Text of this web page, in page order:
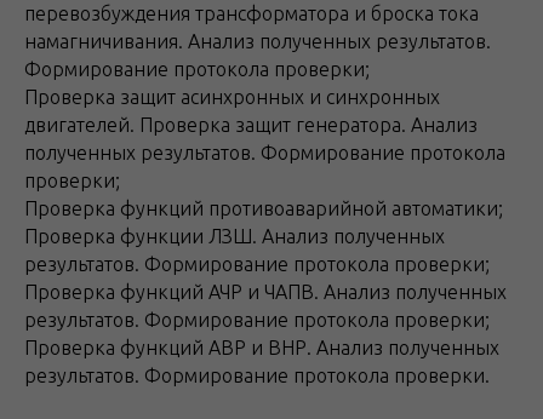
перевозбуждения трансформатора и броска тока
намагничивания. Анализ полученных результатов.
Формирование протокола проверки;
Проверка защит асинхронных и синхронных
двигателей. Проверка защит генератора. Анализ
полученных результатов. Формирование протокола
проверки;
Проверка функций противоаварийной автоматики;
Проверка функции ЛЗШ. Анализ полученных
результатов. Формирование протокола проверки;
Проверка функций АЧР и ЧАПВ. Анализ полученных
результатов. Формирование протокола проверки;
Проверка функций АВР и ВНР. Анализ полученных
результатов. Формирование протокола проверки.